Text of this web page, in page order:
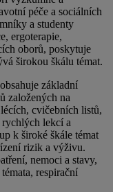
péče a sociálních
a studenty
ergoterapie,
oborů, poskytuje
širokou škálu témat.
obsahuje základní
založených na
cvičebních listů,
lekcí a
k široké škále témat
rizik a výživu.
nemoci a stavy,
respirační